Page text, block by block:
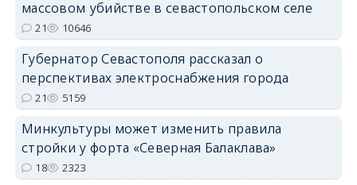
массовом убийстве в севастопольском селе
21 10646
Губернатор Севастополя рассказал о
перспективах электроснабжения города
21 5159
Минкультуры может изменить правила
стройки у форта «Северная Балаклава»
18 2323